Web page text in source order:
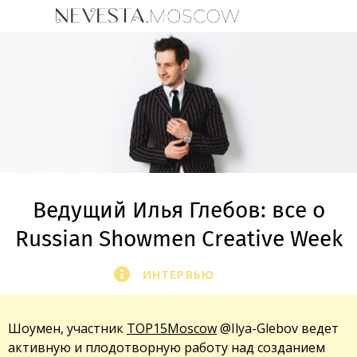
Ведущий Илья Глебов: все о
Russian Showmen Creative Week
ИНТЕРВЬЮ
Шоумен, участник TOP15Moscow@Ilya-Glebov ведет
активную и плодотворную работу над созданием